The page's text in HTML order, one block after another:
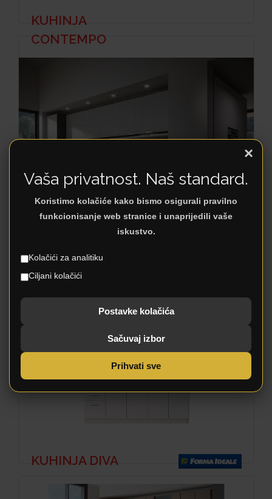
KUHINJA
CONTEMPO
KUHINJA LINA
KUHINJA DIVA
×
Vaša privatnost. Naš standard.
Koristimo kolačiće kako bismo osigurali pravilno
funkcionisanje web stranice i unaprijedili vaše
iskustvo.
Kolačići za analitiku
Ciljani kolačići
Postavke kolačića
Sačuvaj izbor
Prihvati sve